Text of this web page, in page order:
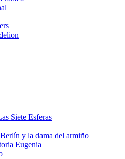
Siete Esferas
y la dama del armiño
Eugenia